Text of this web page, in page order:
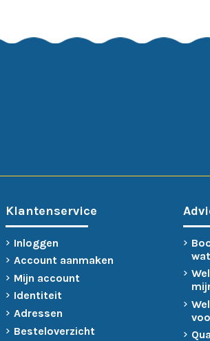
Klantenservice
Inloggen
Account aanmaken
Mijn account
Identiteit
Adressen
Besteloverzicht